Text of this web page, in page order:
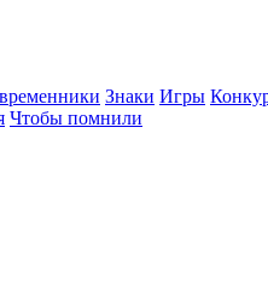
Знаки Игры
Чтобы помнили